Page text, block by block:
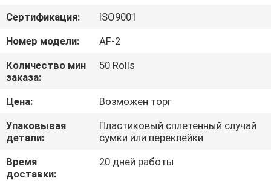
ПРОВЕРКА
КАЧЕСТВА
СВЯЖИТЕСЬ
МЫ
СПРОСИТЕ
ЦИТАТУ
Сертификация:
ISO9001
Номер модели:
AF-2
Количество мин
заказа:
50 Rolls
Цена:
Возможен торг
Упаковывая
детали:
Пластиковый сплетенный случай
сумки или переклейки
Время
доставки:
20 дней работы